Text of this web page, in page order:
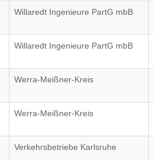
Willaredt Ingenieure PartG mbB
Willaredt Ingenieure PartG mbB
Werra-Meißner-Kreis
Werra-Meißner-Kreis
Verkehrsbetriebe Karlsruhe